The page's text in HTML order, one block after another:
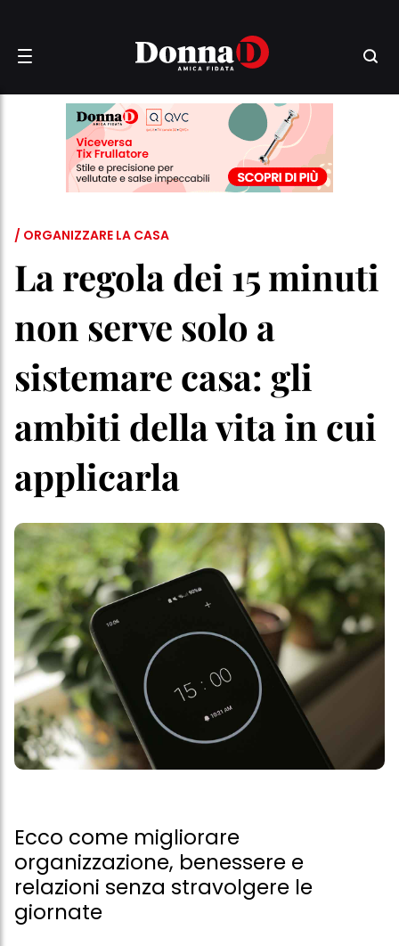
/ ORGANIZZARE LA CASA
La regola dei 15 minuti
non serve solo a
sistemare casa: gli
ambiti della vita in cui
applicarla
Ecco come migliorare
organizzazione, benessere e
relazioni senza stravolgere le
giornate